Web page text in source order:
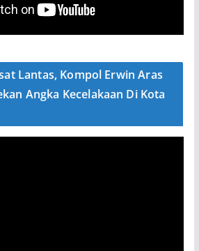
Lantas, Kompol Erwin Aras
Angka Kecelakaan Di Kota